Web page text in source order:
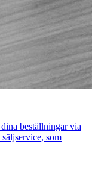
beställningar via
som